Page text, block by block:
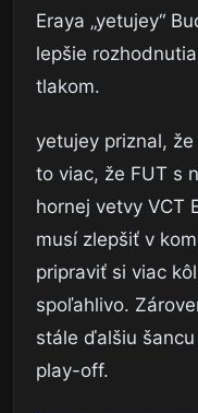
Eraya „yetujey“
lepšie
tlakom.
yetujey priznal,
to viac, že FUT s
hornej vetvy VCT
musí zlepšiť v
pripraviť si viac
spoľahlivo.
stále ďalšiu
play-off.